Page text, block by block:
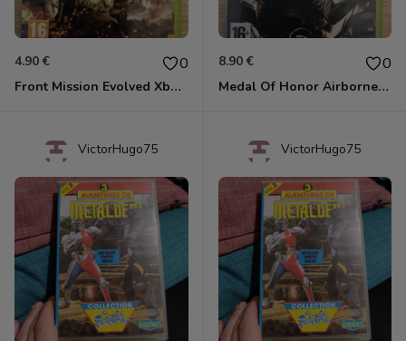
4.90 € 0
Front Mission Evolved Xbox 360
8.90 € 0
Medal Of Honor Airborne Xbox 360
VictorHugo75 VictorHugo75